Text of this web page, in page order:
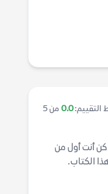
التقييم:0.0 من 5
كن أنت أول من
الكتاب.